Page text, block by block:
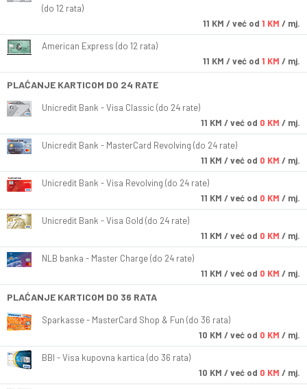
(do 12 rata)
11 KM / već od 1 KM / mj.
American Express (do 12 rata)
11 KM / već od 1 KM / mj.
PLAĆANJE KARTICOM DO 24 RATE
Unicredit Bank - Visa Classic (do 24 rate)
11 KM / već od 0 KM / mj.
Unicredit Bank - MasterCard Revolving (do 24 rate)
11 KM / već od 0 KM / mj.
Unicredit Bank - Visa Revolving (do 24 rate)
11 KM / već od 0 KM / mj.
Unicredit Bank - Visa Gold (do 24 rate)
11 KM / već od 0 KM / mj.
NLB banka - Master Charge (do 24 rate)
11 KM / već od 0 KM / mj.
PLAĆANJE KARTICOM DO 36 RATA
Sparkasse - MasterCard Shop & Fun (do 36 rata)
10 KM / već od 0 KM / mj.
BBI - Visa kupovna kartica (do 36 rata)
10 KM / već od 0 KM / mj.